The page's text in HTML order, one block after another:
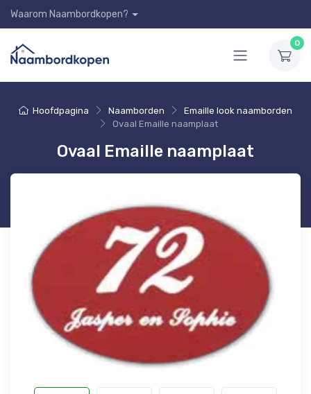
Waarom Naambordkopen?
0
Hoofdpagina Naamborden
Emaille look naamborden
Ovaal Emaille naamplaat
Ovaal Emaille naamplaat